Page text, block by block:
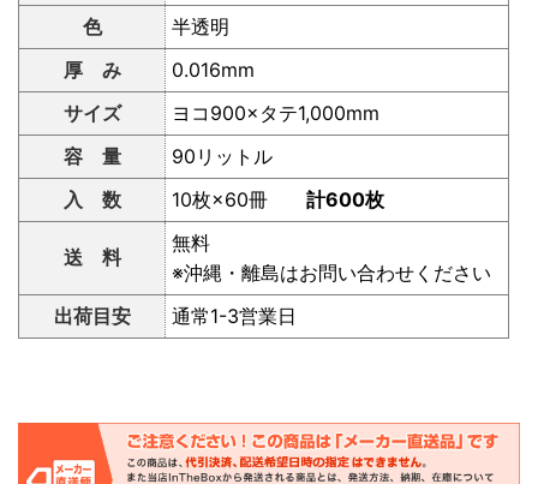
色
半透明
厚 み
0.016mm
サイズ
ヨコ900×タテ1,000mm
容 量
90リットル
入 数
10枚×60冊 計600枚
送 料
無料
※沖縄・離島はお問い合わせください
出荷目安
通常1-3営業日